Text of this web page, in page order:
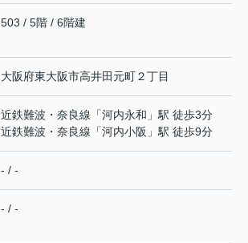
503 / 5階 / 6階建
大阪府東大阪市高井田元町２丁目
近鉄難波・奈良線 「河内永和 」駅 徒歩3分
近鉄難波・奈良線 「河内小阪 」駅 徒歩9分
- / -
- / -